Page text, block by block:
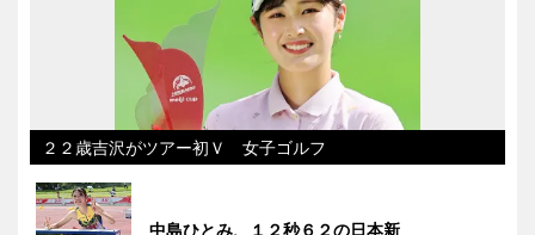
２２歳吉沢がツアー初Ｖ 女子ゴルフ
中島ひとみ、１２秒６２の日本新